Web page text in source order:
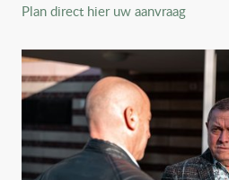
Plan direct hier uw aanvraag